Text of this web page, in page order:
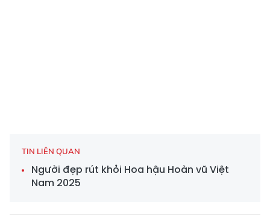
TIN LIÊN QUAN
Người đẹp rút khỏi Hoa hậu Hoàn vũ Việt
Nam 2025